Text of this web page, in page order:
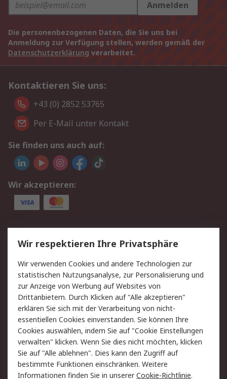
Anmelden
Die personenbezogenen Daten, die Sie uns bei
Anmeldung zur Verfügung stellen, werden gemäß der
Datenschutzerklärung verarbeitet.
Kontaktieren Sie uns:
+43 (0) 2852 53765
Per E-Mail unter Kontakt
Sie finden uns auch auf:
Wir akzeptieren:
Service
Value Added Services
Lieferlösungen
Rücksendung/Entsorgung Kontakt
Hilfe
Rechtliches
RS Verkaufs- und
Lieferbedingungen
Datenschutz
Cookie-Richtlinie
Zahlungsbedingungen
Impressum
Webseite Konditionen
Wir respektieren Ihre Privatsphäre
Wir verwenden Cookies und andere Technologien zur
statistischen Nutzungsanalyse, zur Personalisierung und
zur Anzeige von Werbung auf Websites von
Drittanbietern. Durch Klicken auf "Alle akzeptieren"
erklären Sie sich mit der Verarbeitung von nicht-
essentiellen Cookies einverstanden. Sie können Ihre
Cookies auswählen, indem Sie auf "Cookie Einstellungen
verwalten" klicken. Wenn Sie dies nicht möchten, klicken
Sie auf "Alle ablehnen". Dies kann den Zugriff auf
bestimmte Funktionen einschränken. Weitere
Informationen finden Sie in unsererCookie-Richtlinie.